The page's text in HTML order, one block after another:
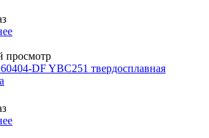
просмотр
DF YBC251 твердосплавная